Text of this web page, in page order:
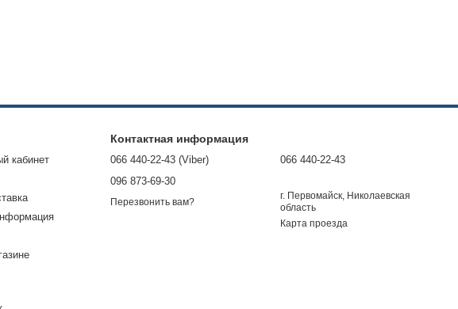
кабинет
Контактная информация
066 440-22-43 (Viber)
096 873-69-30
Перезвонить вам?
066 440-22-43
г. Первомайск, Николаевская
область
Карта проезда